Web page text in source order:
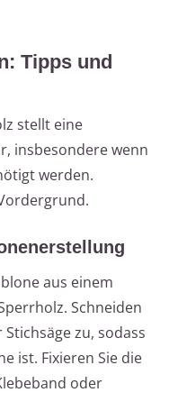
Tipps und
stellt eine
insbesondere wenn
werden.
aus einem
Schneiden
zu, sodass
ist. Fixieren Sie die
oder